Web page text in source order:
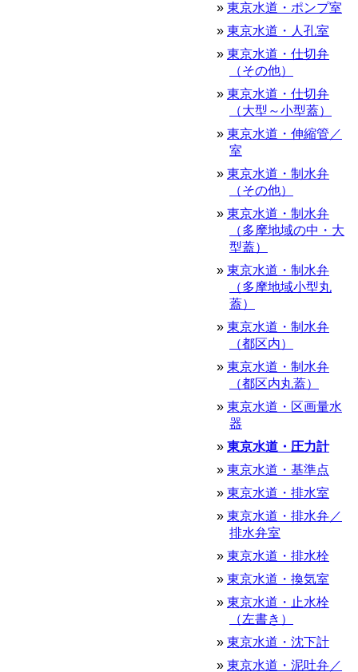
東京水道・ポンプ室
東京水道・人孔室
東京水道・仕切弁
（その他）
東京水道・仕切弁
（大型～小型蓋）
東京水道・伸縮管／
室
東京水道・制水弁
（その他）
東京水道・制水弁
（多摩地域の中・大
型蓋）
東京水道・制水弁
（多摩地域小型丸
蓋）
東京水道・制水弁
（都区内）
東京水道・制水弁
（都区内丸蓋）
東京水道・区画量水
器
東京水道・圧力計
東京水道・基準点
東京水道・排水室
東京水道・排水弁／
排水弁室
東京水道・排水栓
東京水道・換気室
東京水道・止水栓
（左書き）
東京水道・沈下計
東京水道・泥吐弁／